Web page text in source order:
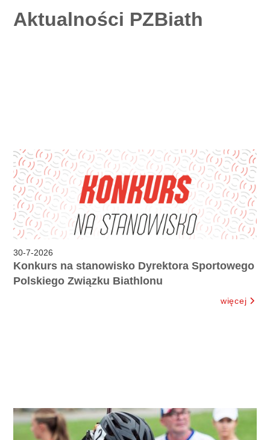
Aktualności PZBiath
30-7-2026
Konkurs na stanowisko Dyrektora Sportowego
Polskiego Związku Biathlonu
więcej